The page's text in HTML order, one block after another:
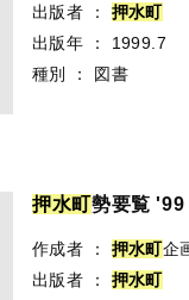
出版者
： 押水町
出版年
：
1999.7
種別
： 図書
押水町勢要覧 '99
作成者 ： 押水町企
出版者
： 押水町